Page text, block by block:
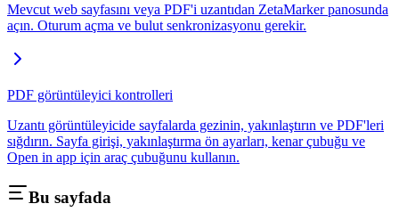
Mevcut web sayfasını veya PDF'i uzantıdan ZetaMarker panosunda
açın. Oturum açma ve bulut senkronizasyonu gerekir.
PDF görüntüleyici kontrolleri
Uzantı görüntüleyicide sayfalarda gezinin, yakınlaştırın ve PDF'leri
sığdırın. Sayfa girişi, yakınlaştırma ön ayarları, kenar çubuğu ve
Open in app için araç çubuğunu kullanın.
Bu sayfada